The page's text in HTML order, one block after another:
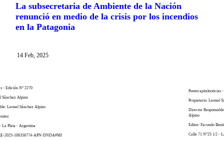
La subsecretaria de Ambiente de la Nación
renunció en medio de la crisis por los incendios
en la Patagonia
14 Feb, 2025
- Edición N° 2270
Sánchez Alpino
Leonel Sánchez Alpino
La Plata - Argentina
2025-106356774-APN-DNDA#MJ
Puntocapitalnoticias
Propietario: Leonel
Director
Alpino
Editor: Facundo
Calle 71 N°25 1/2 -